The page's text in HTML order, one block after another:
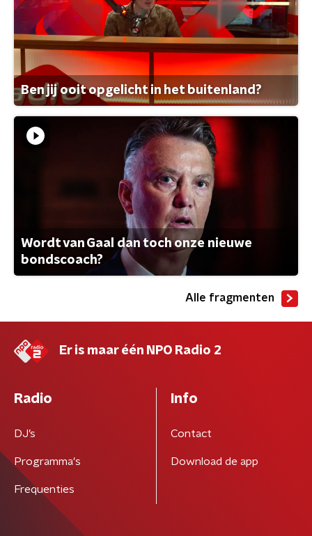
Ben jij ooit opgelicht in het buitenland?
Wordt van Gaal dan toch onze nieuwe
bondscoach?
Alle fragmenten
Er is maar één NPO Radio 2
Radio
DJ’s
Programma's
Frequenties
Info
Contact
Download de app